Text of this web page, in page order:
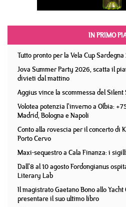
IN PRIMO
Tutto pronto per la Vela Cup
Jova Summer Party 2026, scatta il
divieti dal mattino
Aggius vince la scommessa del
Volotea potenzia l'inverno a Olbia:
Madrid, Bologna e Napoli
Conto alla rovescia per il concerto di
Porto Cervo
Maxi-sequestro a Cala Finanza: i
Dall'8 al 10 agosto Fordongianus
Literary Lab
Il magistrato Gaetano Bono allo Yacht
presentare il suo ultimo libro